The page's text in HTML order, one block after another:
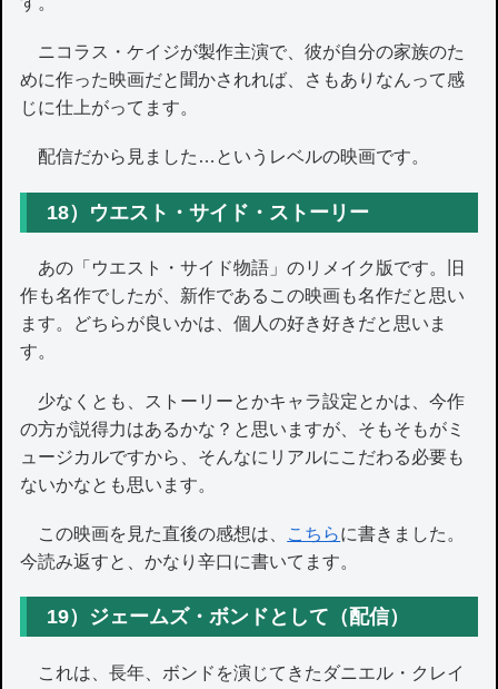
ニコラス・ケイジが製作主演で、彼が自分の家族のた
めに作った映画だと聞かされれば、さもありなんって感
じに仕上がってます。
配信だから見ました…というレベルの映画です。
18）ウエスト・サイド・ストーリー
あの「ウエスト・サイド物語」のリメイク版です。旧
作も名作でしたが、新作であるこの映画も名作だと思い
ます。どちらが良いかは、個人の好き好きだと思いま
す。
少なくとも、ストーリーとかキャラ設定とかは、今作
の方が説得力はあるかな？と思いますが、そもそもがミ
ュージカルですから、そんなにリアルにこだわる必要も
ないかなとも思います。
この映画を見た直後の感想は、 こちらに書きました。
今読み返すと、かなり辛口に書いてます。
19）ジェームズ・ボンドとして（配信）
これは、長年、ボンドを演じてきたダニエル・クレイ